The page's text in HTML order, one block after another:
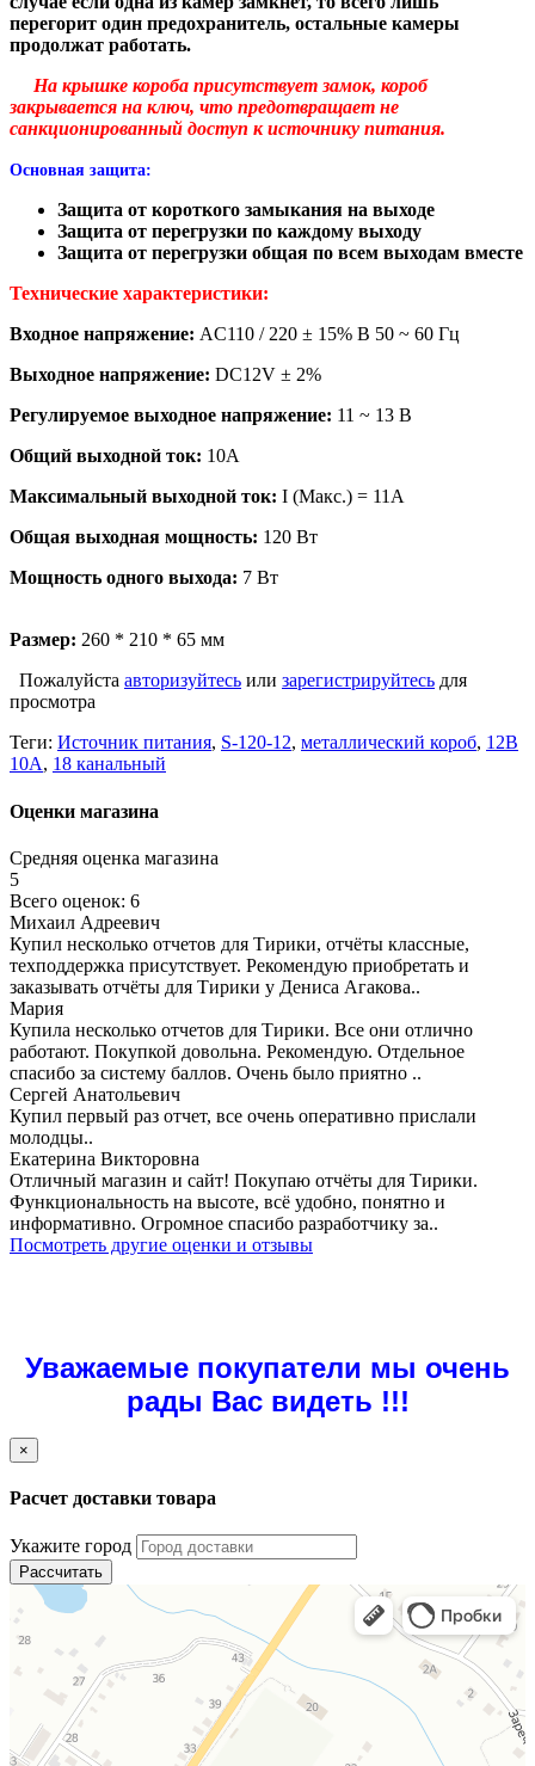
перегорит один предохранитель, остальные камеры
продолжат работать.
На крышке короба присутствует замок, короб
закрывается на ключ, что предотвращает не
санкционированный доступ к источнику питания.
Основная защита:
Защита от короткого замыкания на выходе
Защита от перегрузки по каждому выходу
Защита от перегрузки общая по всем выходам вместе
Технические характеристики:
Входное напряжение: AC110 / 220 ± 15% В 50 ~ 60 Гц
Выходное напряжение: DC12V ± 2%
Регулируемое выходное напряжение: 11 ~ 13 В
Общий выходной ток: 10A
Максимальный выходной ток: I (Макс.) = 11A
Общая выходная мощность: 120 Вт
Мощность одного выхода: 7 Вт
Размер: 260 * 210 * 65 мм
Пожалуйста авторизуйтесь или зарегистрируйтесь для
просмотра
Теги: Источник питания, S-120-12, металлический короб, 12В
10A, 18 канальный
Оценки магазина
Средняя оценка магазина
5
Всего оценок: 6
Михаил Адреевич
Купил несколько отчетов для Тирики, отчёты классные,
техподдержка присутствует. Рекомендую приобретать и
заказывать отчёты для Тирики у Дениса Агакова..
Мария
Купила несколько отчетов для Тирики. Все они отлично
работают. Покупкой довольна. Рекомендую. Отдельное
спасибо за систему баллов. Очень было приятно ..
Сергей Анатольевич
Купил первый раз отчет, все очень оперативно прислали
молодцы..
Екатерина Викторовна
Отличный магазин и сайт! Покупаю отчёты для Тирики.
Функциональность на высоте, всё удобно, понятно и
информативно. Огромное спасибо разработчику за..
Посмотреть другие оценки и отзывы
Уважаемые покупатели мы очень
рады Вас видеть !!!
×
Расчет доставки товара
Укажите город
Рассчитать